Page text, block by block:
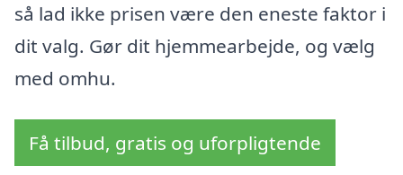
så lad ikke prisen være den eneste faktor i
dit valg. Gør dit hjemmearbejde, og vælg
med omhu.
Få tilbud, gratis og uforpligtende